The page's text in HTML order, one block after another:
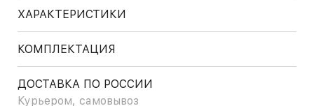
ХАРАКТЕРИСТИКИ
КОМПЛЕКТАЦИЯ
ДОСТАВКА ПО РОССИИ
Курьером, самовывоз